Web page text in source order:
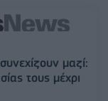
μαζί:
τους μέχρι